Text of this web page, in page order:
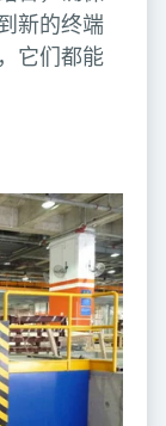
新的终端
它们都能